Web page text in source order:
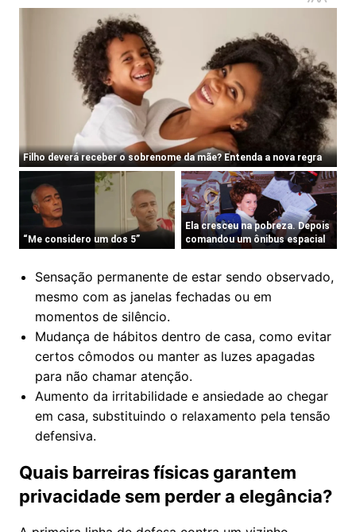
Sensação permanente de estar sendo observado,
mesmo com as janelas fechadas ou em
momentos de silêncio.
Mudança de hábitos dentro de casa, como evitar
certos cômodos ou manter as luzes apagadas
para não chamar atenção.
Aumento da irritabilidade e ansiedade ao chegar
em casa, substituindo o relaxamento pela tensão
defensiva.
Quais barreiras físicas garantem
privacidade sem perder a elegância?